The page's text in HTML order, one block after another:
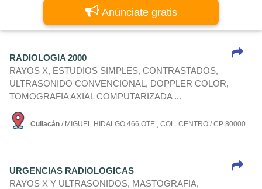
Anúnciate gratis
RADIOLOGIA 2000
RAYOS X, ESTUDIOS SIMPLES, CONTRASTADOS,
ULTRASONIDO CONVENCIONAL, DOPPLER COLOR,
TOMOGRAFIA AXIAL COMPUTARIZADA ...
Culiacán / MIGUEL HIDALGO 466 OTE., COL. CENTRO / CP 80000
URGENCIAS RADIOLOGICAS
RAYOS X Y ULTRASONIDOS, MASTOGRAFIA,